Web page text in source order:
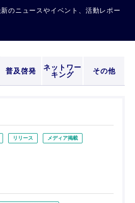
のニュースやイベント、活動レポー
普及啓発
ネットワー
キング
その他
リリース メディア掲載